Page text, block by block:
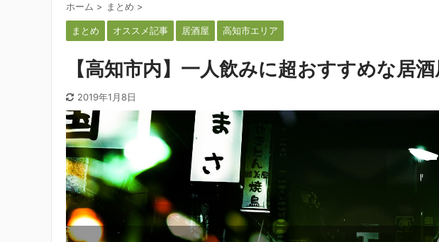
ホーム > まとめ >
まとめ オススメ記事 居酒屋 高知市エリア
【高知市内】一人飲みに超おすすめな居
2019年1月8日